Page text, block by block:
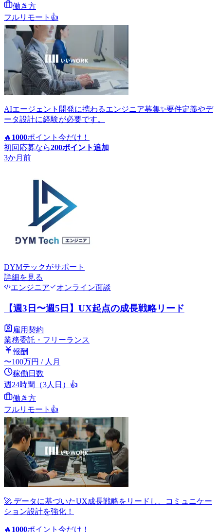
働き方
フルリモート 👍
AIエージェント開発に携わるエンジニア募集✨要件定義やデ
ータ設計に経験が必要です。
🔥 1000ポイント 今だけ！
初回応募なら200ポイント追加
3か月前
DYMテックがサポート
詳細を見る
エンジニア
オンライン面談
【週3日〜週5日】UX起点の成長戦略リード
雇用契約
業務委託・フリーランス
報酬
〜100万円 / 人月
稼働日数
週24時間（3人日） 👍
働き方
フルリモート 👍
🚀 データに基づいたUX成長戦略をリードし、コミュニケー
ション設計を強化！
🔥 1000ポイント 今だけ！